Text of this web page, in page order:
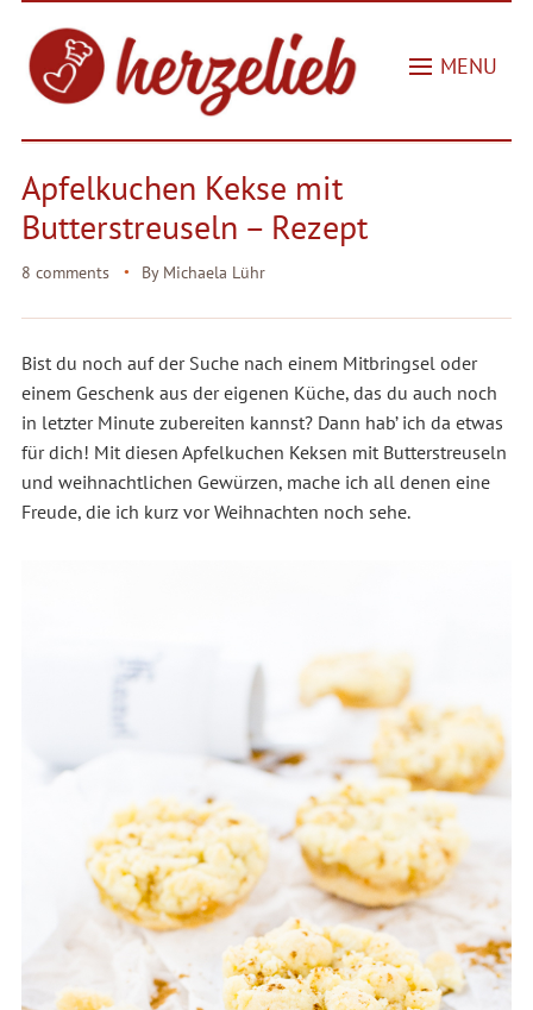
MENU
Apfelkuchen Kekse mit
Butterstreuseln – Rezept
8 comments By Michaela Lühr
Bist du noch auf der Suche nach einem Mitbringsel oder
einem Geschenk aus der eigenen Küche, das du auch noch
in letzter Minute zubereiten kannst? Dann hab’ ich da etwas
für dich! Mit diesen Apfelkuchen Keksen mit Butterstreuseln
und weihnachtlichen Gewürzen, mache ich all denen eine
Freude, die ich kurz vor Weihnachten noch sehe.